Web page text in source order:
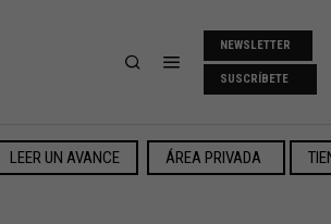
NEWSLETTER
SUSCRÍBETE
LEER UN AVANCE ÁREA PRIVADA